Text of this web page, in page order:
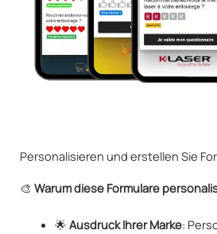
Personalisieren und erstellen Sie
🎨 Warum diese Formulare
🌟 Ausdruck Ihrer Marke: